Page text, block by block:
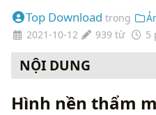
Top Download trong
2021-10-12
939 từ 5
NỘI DUNG
Hình nền thẩm